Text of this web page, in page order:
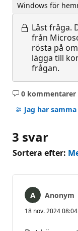
Windows för
Låst fråga.
från
rösta på
lägga till
frågan.
0 kommentarer
Inga
Jag har
3 svar
Sortera efter:
Anonym
18 nov. 2024 08:04